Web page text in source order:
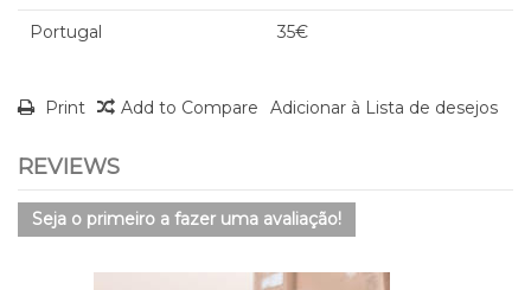
Portugal 35€
Print Add to Compare Adicionar à Lista de desejos
REVIEWS
Seja o primeiro a fazer uma avaliação!